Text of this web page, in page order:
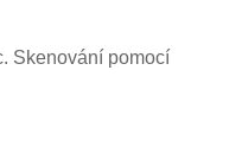
Skenování pomocí